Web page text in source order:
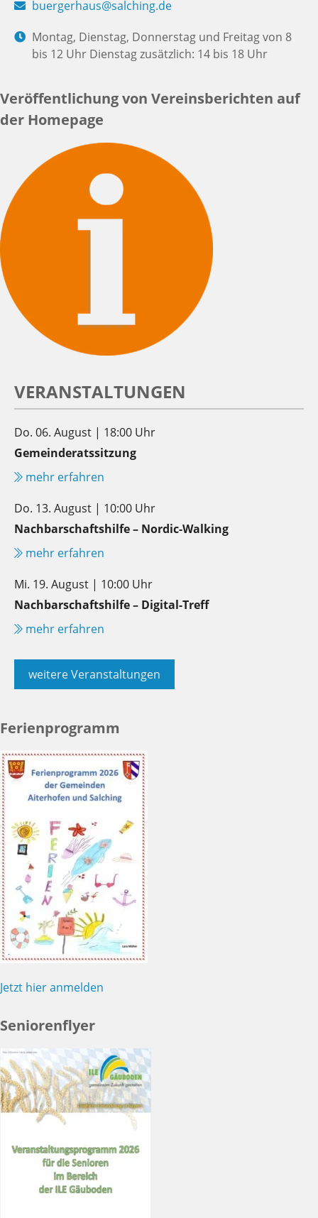
buergerhaus@salching.de
Montag, Dienstag, Donnerstag und Freitag von 8
bis 12 Uhr Dienstag zusätzlich: 14 bis 18 Uhr
Veröffentlichung von Vereinsberichten auf
der Homepage
VERANSTALTUNGEN
Do. 06. August | 18:00 Uhr
Gemeinderatssitzung
mehr erfahren
Do. 13. August | 10:00 Uhr
Nachbarschaftshilfe – Nordic-Walking
mehr erfahren
Mi. 19. August | 10:00 Uhr
Nachbarschaftshilfe – Digital-Treff
mehr erfahren
weitere Veranstaltungen
Ferienprogramm
Jetzt hier anmelden
Seniorenflyer